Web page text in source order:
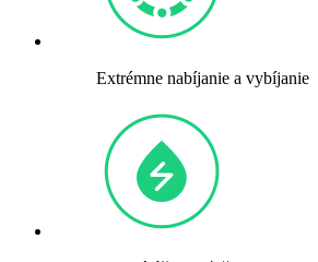
Extrémne nabíjanie a vybíjanie